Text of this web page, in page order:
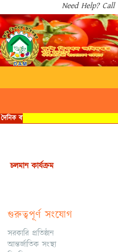
Need Help?
চলমান কার্যক্রম
গুরুত্বপূর্ণ সংযোগ
সরকারি প্রতিষ্ঠান
আন্তর্জাতিক সংস্থা